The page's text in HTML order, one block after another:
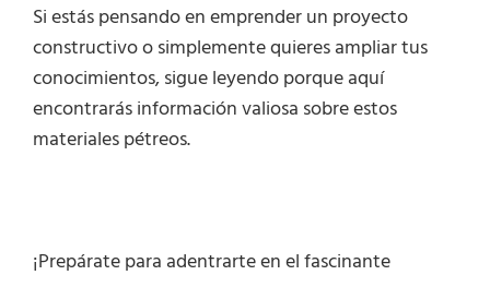
Si estás pensando en emprender un proyecto
constructivo o simplemente quieres ampliar tus
conocimientos, sigue leyendo porque aquí
encontrarás información valiosa sobre estos
materiales pétreos.
¡Prepárate para adentrarte en el fascinante